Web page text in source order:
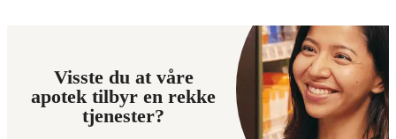
Visste du at våre
apotek tilbyr en rekke
tjenester?